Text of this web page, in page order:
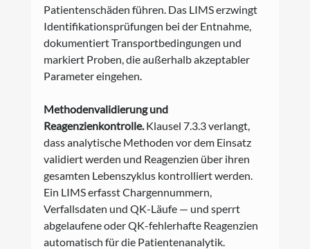
Patientenschäden führen. Das LIMS erzwingt
Identifikationsprüfungen bei der Entnahme,
dokumentiert Transportbedingungen und
markiert Proben, die außerhalb akzeptabler
Parameter eingehen.
Methodenvalidierung und
Reagenzienkontrolle. Klausel 7.3.3 verlangt,
dass analytische Methoden vor dem Einsatz
validiert werden und Reagenzien über ihren
gesamten Lebenszyklus kontrolliert werden.
Ein LIMS erfasst Chargennummern,
Verfallsdaten und QK-Läufe — und sperrt
abgelaufene oder QK-fehlerhafte Reagenzien
automatisch für die Patientenanalytik.